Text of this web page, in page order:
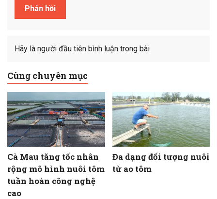
Hãy là người đầu tiên bình luận trong bài
Cùng chuyên mục
Cà Mau tăng tốc nhân
rộng mô hình nuôi tôm
tuần hoàn công nghệ
cao
Đa dạng đối tượng nuôi
từ ao tôm